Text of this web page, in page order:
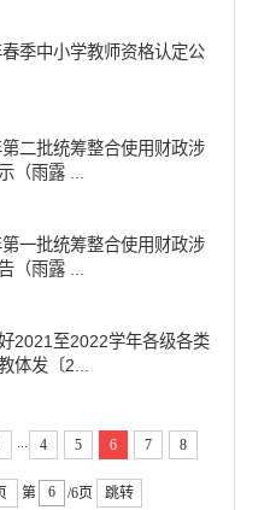
季中小学教师资格认定公
二批统筹整合使用财政涉
（雨露 ...
一批统筹整合使用财政涉
（雨露 ...
2021至2022学年各级各类
体发〔2...
... 4 5 6 7 8
第 /6页 跳转